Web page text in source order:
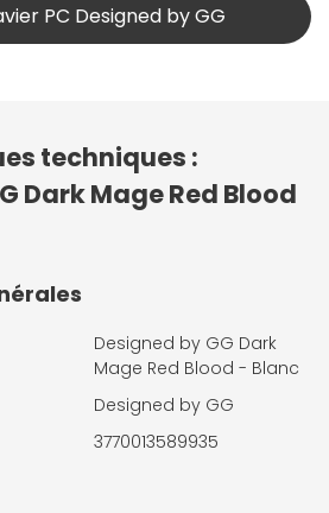
PC Designed by GG
techniques :
Dark Mage Red Blood
Designed by GG Dark
Mage Red Blood - Blanc
Designed by GG
3770013589935